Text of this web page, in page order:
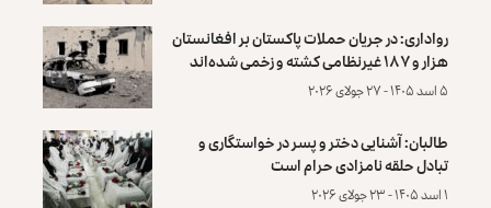
رواداری: در جریان حملات پاکستان بر افغانستان
هزار و ۱۸۷ غیرنظامی کشته و زخمی شده‌اند
۵ اسد ۱۴۰۵ - ۲۷ جولای ۲۰۲۶
طالبان: آشنایی دختر و پسر در خواستگاری و
تبادل حلقه نامزادی حرام است
۱ اسد ۱۴۰۵ - ۲۳ جولای ۲۰۲۶